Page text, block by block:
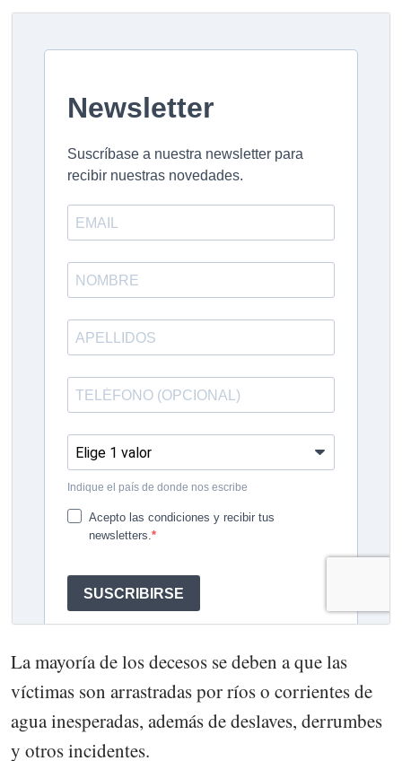
La mayoría de los decesos se deben a que las
víctimas son arrastradas por ríos o corrientes de
agua inesperadas, además de deslaves, derrumbes
y otros incidentes.